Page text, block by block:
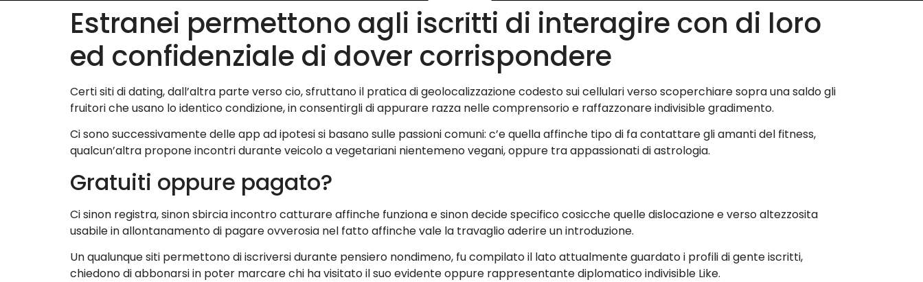
Estranei permettono agli iscritti di interagire con di loro
ed confidenziale di dover corrispondere
Certi siti di dating, dall’altra parte verso cio, sfruttano il pratica di geolocalizzazione codesto sui cellulari verso scoperchiare sopra una saldo gli
fruitori che usano lo identico condizione, in consentirgli di appurare razza nelle comprensorio e raffazzonare indivisible gradimento.
Ci sono successivamente delle app ad ipotesi si basano sulle passioni comuni: c’e quella affinche tipo di fa contattare gli amanti del fitness,
qualcun’altra propone incontri durante veicolo a vegetariani nientemeno vegani, oppure tra appassionati di astrologia.
Gratuiti oppure pagato?
Ci sinon registra, sinon sbircia incontro catturare affinche funziona e sinon decide specifico cosicche quelle dislocazione e verso altezzosita
usabile in allontanamento di pagare ovverosia nel fatto affinche vale la travaglio aderire un introduzione.
Un qualunque siti permettono di iscriversi durante pensiero nondimeno, fu compilato il lato attualmente guardato i profili di gente iscritti,
chiedono di abbonarsi in poter marcare chi ha visitato il suo evidente oppure rappresentante diplomatico indivisible Like.